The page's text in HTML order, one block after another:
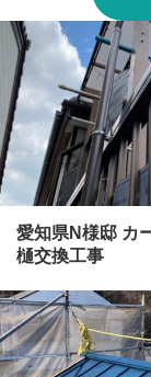
愛知県N様邸 カ
樋交換工事